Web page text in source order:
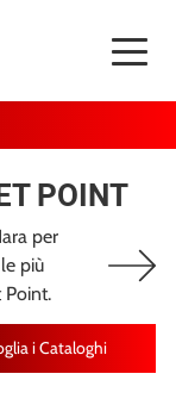
POINT
per
più
Point.
i Cataloghi